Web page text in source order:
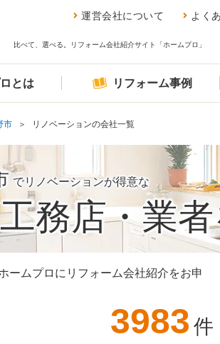
運営会社について よく
比べて、選べる。リフォーム会社紹介サイト「ホームプロ」
とは リフォーム事例
市 リノベーションの会社一覧
でリノベーションが得意な
務店・業
ームプロにリフォーム会社紹介をお申
3983 件